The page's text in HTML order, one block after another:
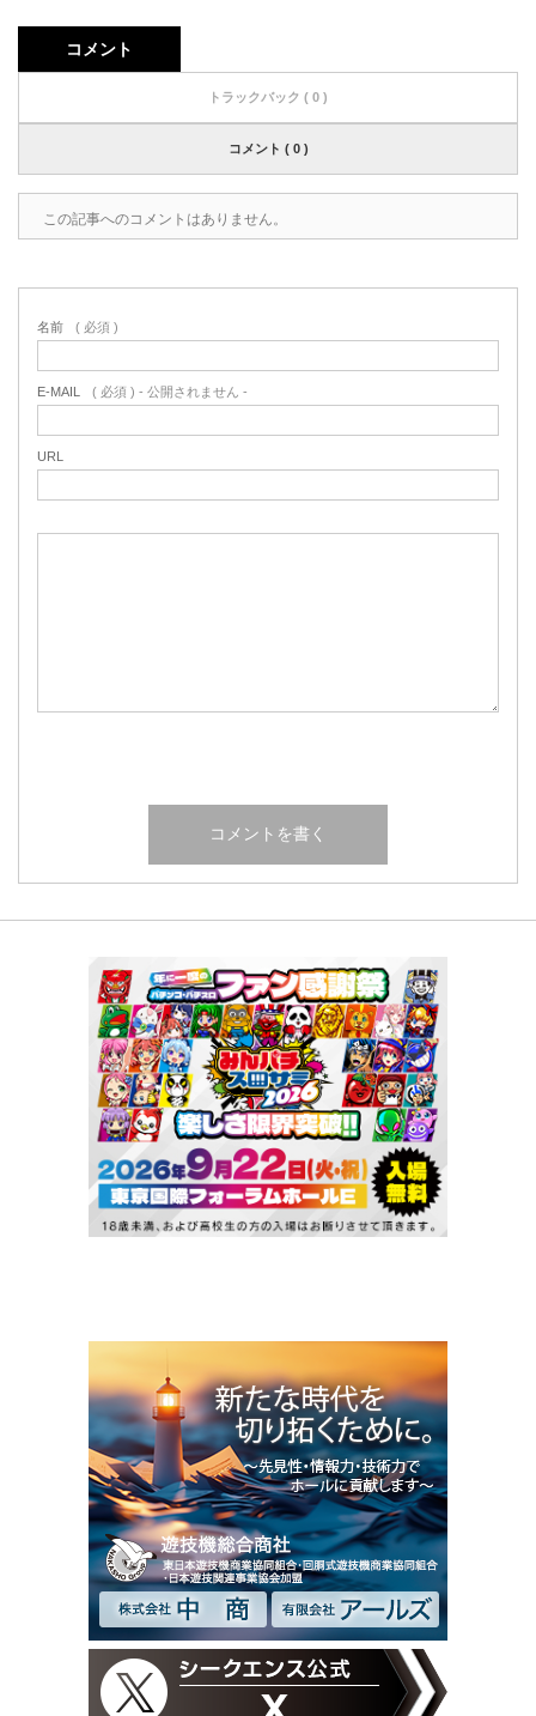
コメント
トラックバック ( 0 )
コメント ( 0 )
この記事へのコメントはありません。
名前 ( 必須 )
E-MAIL ( 必須 ) - 公開されません -
URL